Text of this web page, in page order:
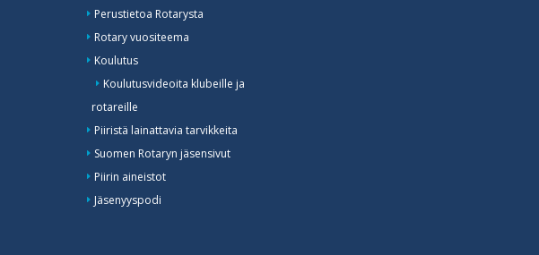
Perustietoa Rotarysta
Rotary vuositeema
Koulutus
Koulutusvideoita klubeille ja
rotareille
Piiristä lainattavia tarvikkeita
Suomen Rotaryn jäsensivut
Piirin aineistot
Jäsenyyspodi